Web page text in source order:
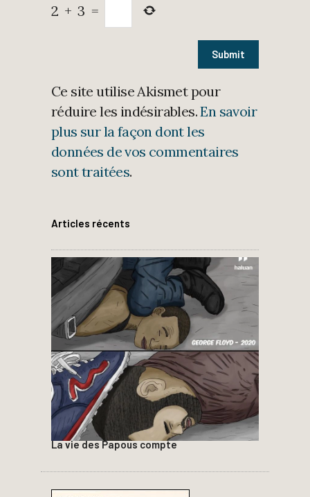
2 + 3 =
Ce site utilise Akismet pour
réduire les indésirables.En savoir
plus sur la façon dont les
données de vos commentaires
sont traitées.
Articles récents
La vie des Papous compte